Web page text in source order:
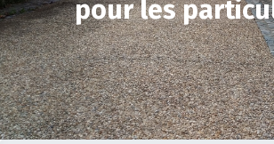
pour les